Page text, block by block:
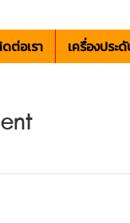
ต่อเรา เครื่องประ